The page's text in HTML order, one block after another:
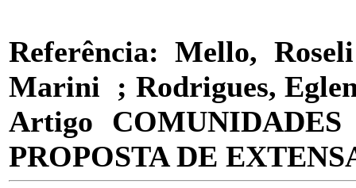
Referência: Mello,
Marini ; Rodrigues,
Artigo
PROPOSTA DE